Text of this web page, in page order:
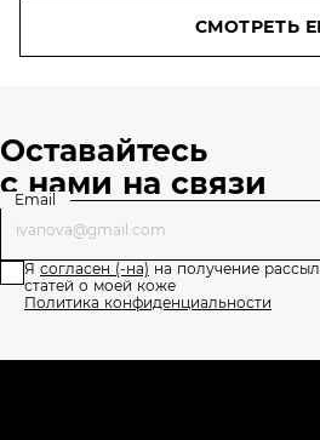
условиях
СМОТРЕТЬ
Оставайтесь
с нами на связи
Email
Я согласен (-на) на получение
статей о моей коже
Политика конфиденциальности